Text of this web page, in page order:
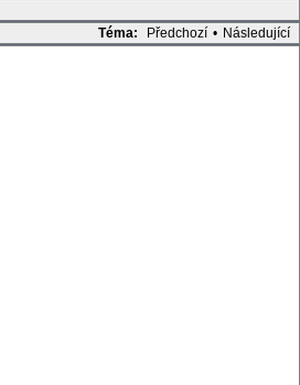
Téma:
Předchozí • Následující